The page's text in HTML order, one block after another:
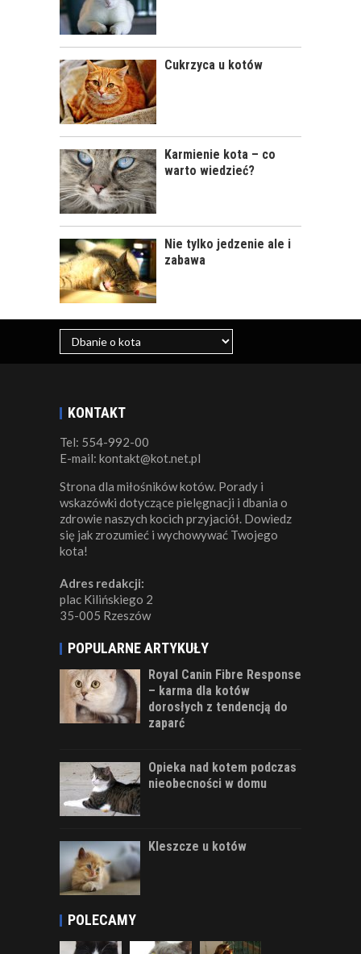
KLESZCZE U KOTÓW
ZATRUCIA U KOTÓW
Cukrzyca u kotów
Karmienie kota – co
warto wiedzieć?
Nie tylko jedzenie ale i
zabawa
KONTAKT
Tel: 554-992-00
E-mail: kontakt@kot.net.pl
Strona dla miłośników kotów. Porady i
wskazówki dotyczące pielęgnacji i dbania o
zdrowie naszych kocich przyjaciół. Dowiedz
się jak zrozumieć i wychowywać Twojego
kota!
Adres redakcji:
plac Kilińskiego 2
35-005 Rzeszów
POPULARNE ARTYKUŁY
Royal Canin Fibre Response
– karma dla kotów
dorosłych z tendencją do
zaparć
Opieka nad kotem podczas
nieobecności w domu
Kleszcze u kotów
POLECAMY